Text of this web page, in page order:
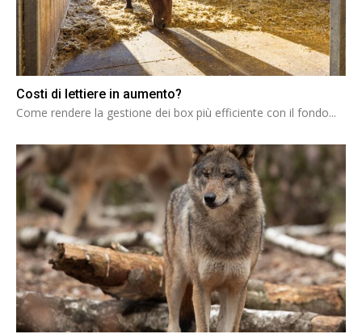
Costi di lettiere in aumento?
Come rendere la gestione dei box più efficiente con il fondo...